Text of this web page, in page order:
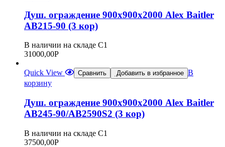
Душ. ограждение 900х900х2000 Alex Baitler
АВ215-90 (3 кор)
В наличии на складе С1
31000,00Р
Quick View Сравнить Добавить в избранное В
корзину
Душ. ограждение 900х900х2000 Alex Baitler
АВ245-90/AB2590S2 (3 кор)
В наличии на складе С1
37500,00Р